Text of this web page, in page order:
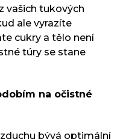
vašich tukových
ale vyrazíte
cukry a tělo není
túry se stane
na očistné
bývá optimální